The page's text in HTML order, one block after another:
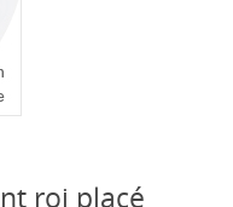
roi placé